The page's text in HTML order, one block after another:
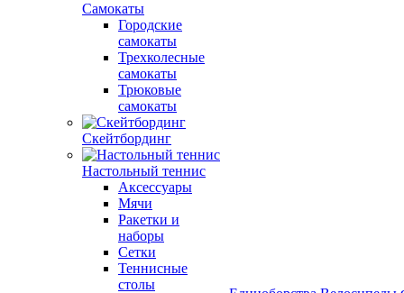
Самокаты
Городские
самокаты
Трехколесные
самокаты
Трюковые
самокаты
Скейтбординг
Настольный теннис
Аксессуары
Мячи
Ракетки и
наборы
Сетки
Теннисные
столы